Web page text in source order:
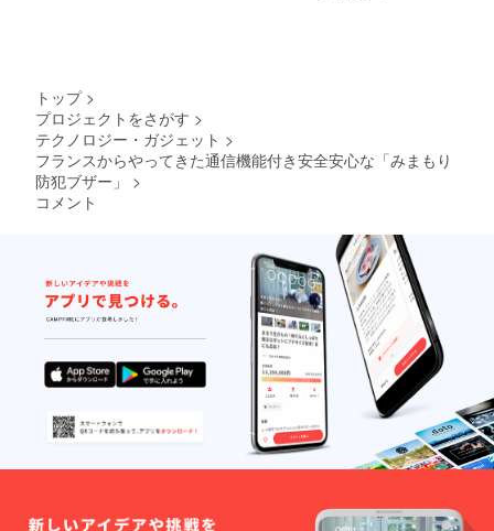
トップ >
プロジェクトをさがす >
テクノロジー・ガジェット >
フランスからやってきた通信機能付き安全安心な「みまもり
防犯ブザー」
>
コメント